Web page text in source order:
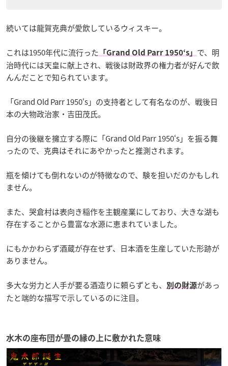
続いては龍賀克典が愛飲しているウィスキー。
これは1950年代に流行った 「Grand Old Parr 1950‘s」 で、明
治時代には天皇に献上され、戦後は財政界の権力者が好んで飲
んんだことで知られています。
「Grand Old Parr 1950‘s」の支持者として有名なのが、戦後日
本の大物政治家・吉田茂氏。
自分の後継を擁立する際に「Grand Old Parr 1950‘s」を振る舞
ったので、克典はそれにあやかったと推測されます。
瓶を傾けても倒れないのが特徴なので、験を担いだのかもしれ
ません。
また、哭倉村は表向き稲作を主観産業にしており、大きな湖も
存在することから豊富な水源に恵まれていました。
にもかかわらず酒蔵が存在せず、日本酒を生産していた形跡が
ありません。
多大な労力と人手が要る酒造りに頼らずとも、 別の財源があっ
たと端的な描写で示しているのに注目。
水木の座布団が畳の縁の上に敷かれた意味